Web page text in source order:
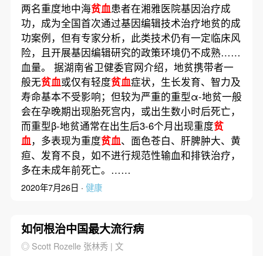
两名重度地中海贫血患者在湘雅医院基因治疗成
功，成为全国首次通过基因编辑技术治疗地贫的成
功案例，但有专家分析，此类技术仍有一定临床风
险，且开展基因编辑研究的政策环境仍不成熟……
血量。 据湖南省卫健委官网介绍，地贫携带者一
般无贫血或仅有轻度贫血症状，生长发育、智力及
寿命基本不受影响；但较为严重的重型α-地贫一般
会在孕晚期出现胎死宫内，或出生数小时后死亡，
而重型β-地贫通常在出生后3-6个月出现重度贫
血，多表现为重度贫血、面色苍白、肝脾肿大、黄
疸、发育不良，如不进行规范性输血和排铁治疗，
多在未成年前死亡。……
2020年7月26日 · 健康
如何根治中国最大流行病
◎ Scott Rozelle 张林秀 | 文